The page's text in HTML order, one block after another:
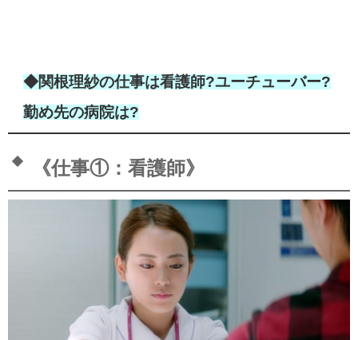
◆関根理紗の仕事は看護師?ユーチューバー?
勤め先の病院は?
《仕事①：看護師》